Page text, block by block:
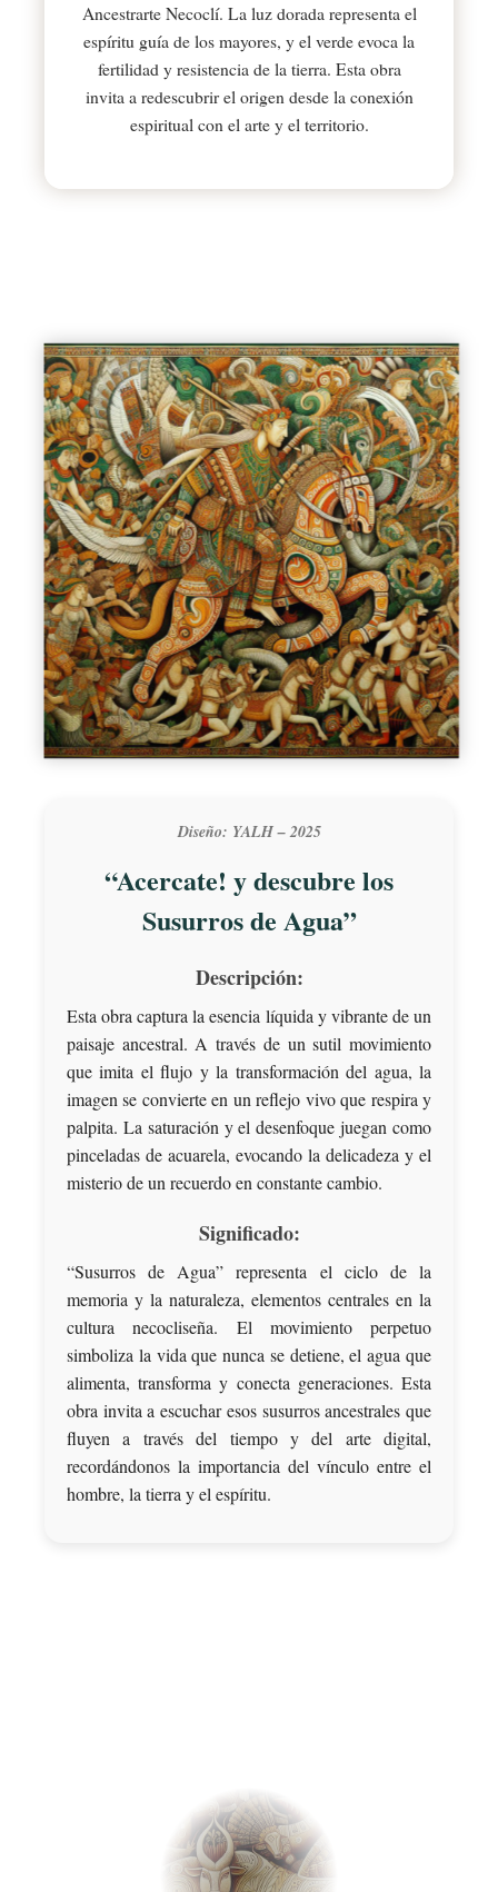
Ancestrarte Necoclí. La luz dorada representa el
espíritu guía de los mayores, y el verde evoca la
fertilidad y resistencia de la tierra. Esta obra
invita a redescubrir el origen desde la conexión
espiritual con el arte y el territorio.
Diseño: YALH – 2025
“Acercate! y descubre los
Susurros de Agua”
Descripción:
Esta obra captura la esencia líquida y vibrante de un
paisaje ancestral. A través de un sutil movimiento
que imita el flujo y la transformación del agua, la
imagen se convierte en un reflejo vivo que respira y
palpita. La saturación y el desenfoque juegan como
pinceladas de acuarela, evocando la delicadeza y el
misterio de un recuerdo en constante cambio.
Significado:
“Susurros de Agua” representa el ciclo de la
memoria y la naturaleza, elementos centrales en la
cultura necocliseña. El movimiento perpetuo
simboliza la vida que nunca se detiene, el agua que
alimenta, transforma y conecta generaciones. Esta
obra invita a escuchar esos susurros ancestrales que
fluyen a través del tiempo y del arte digital,
recordándonos la importancia del vínculo entre el
hombre, la tierra y el espíritu.